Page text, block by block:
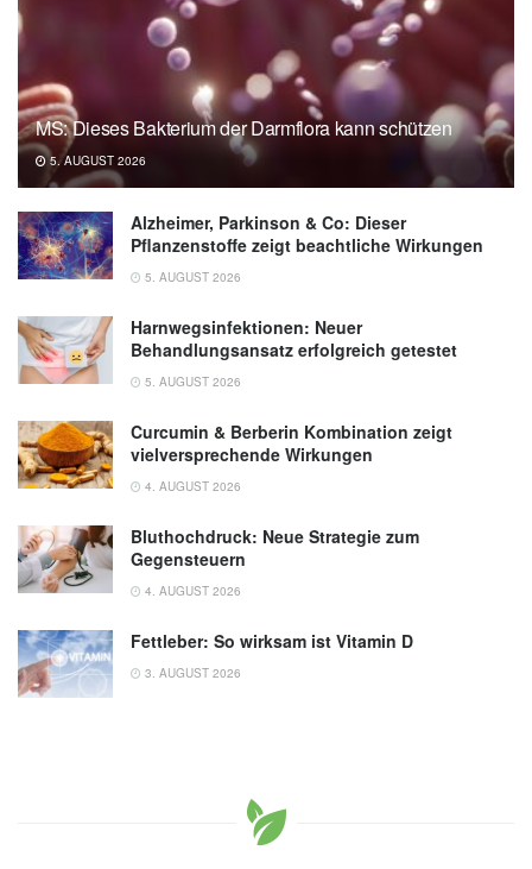
Johns Hopkins Medicine: Novel Study
Documents Marked Slowdown of Cell
Division Rates in Old Age (Abruf:
22.10.2019),hopkinsmedicine.org
MS: Dieses Bakterium der Darmflora kann schützen
5. AUGUST 2026
Alzheimer, Parkinson & Co: Dieser
Pflanzenstoffe zeigt beachtliche Wirkungen
5. AUGUST 2026
Harnwegsinfektionen: Neuer
Behandlungsansatz erfolgreich getestet
5. AUGUST 2026
Curcumin & Berberin Kombination zeigt
vielversprechende Wirkungen
4. AUGUST 2026
Bluthochdruck: Neue Strategie zum
Gegensteuern
4. AUGUST 2026
Fettleber: So wirksam ist Vitamin D
3. AUGUST 2026